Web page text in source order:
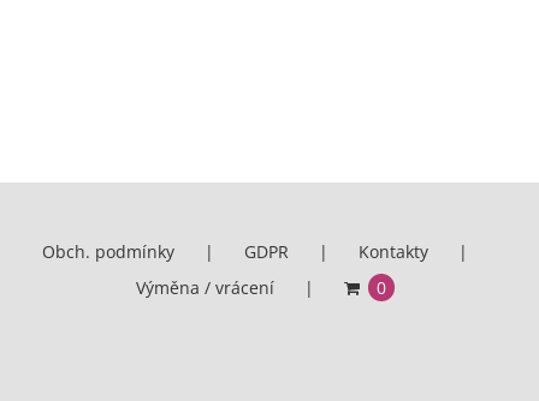
Obch. podmínky GDPR
Kontakty
Výměna / vrácení
0